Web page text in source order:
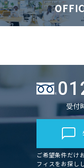
受付
ご希望条件だけ
フィスをお探し